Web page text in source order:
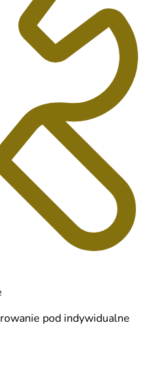
pod indywidualne